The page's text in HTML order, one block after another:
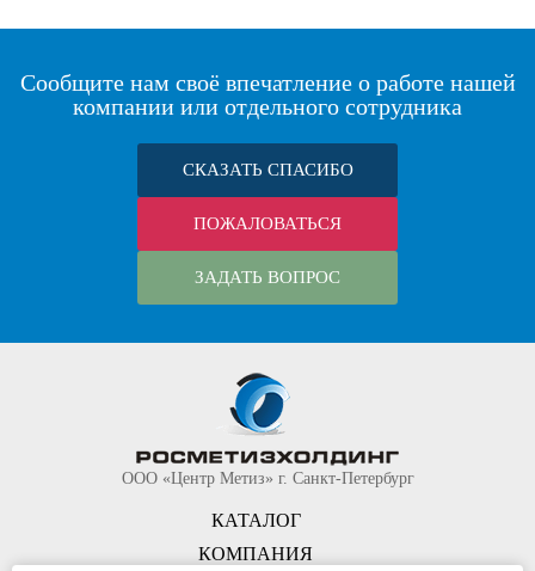
Сообщите нам своё впечатление о работе нашей
компании или отдельного сотрудника
СКАЗАТЬ СПАСИБО
ПОЖАЛОВАТЬСЯ
ЗАДАТЬ ВОПРОС
КОМПАНИЯ
ООО «Центр Метиз» г. Санкт-Петербург
КАТАЛОГ